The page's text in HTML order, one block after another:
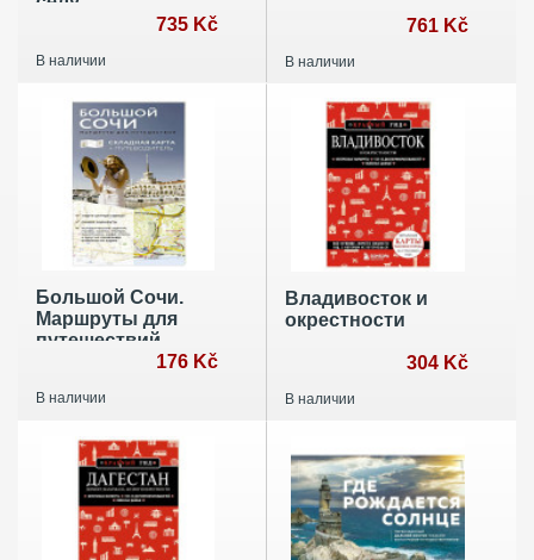
735 Kč
В наличии
761 Kč
В наличии
Большой Сочи.
Маршруты для
путешествий.
Путеводитель +176 Kč
В наличии
Владивосток и
окрестности
304 Kč
В наличии